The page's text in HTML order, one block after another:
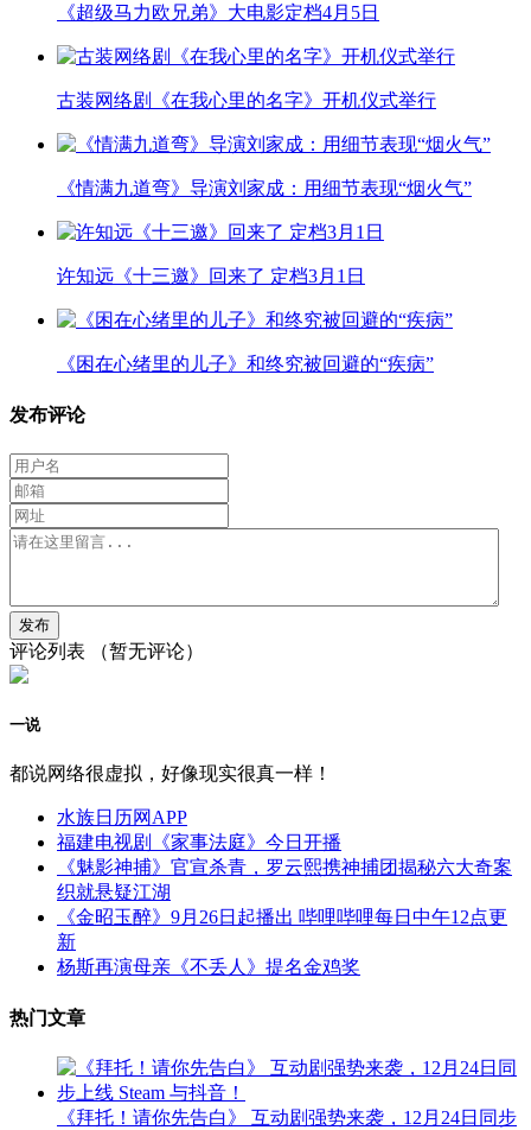
《超级马力欧兄弟》大电影定档4月5日
古装网络剧《在我心里的名字》开机仪式举行
《情满九道弯》导演刘家成：用细节表现“烟火气”
许知远《十三邀》回来了 定档3月1日
《困在心绪里的儿子》和终究被回避的“疾病”
发布评论
评论列表 （暂无评论）
一说
都说网络很虚拟，好像现实很真一样！
水族日历网APP
福建电视剧《家事法庭》今日开播
《魅影神捕》官宣杀青，罗云熙携神捕团揭秘六大奇案
织就悬疑江湖
《金昭玉醉》9月26日起播出 哔哩哔哩每日中午12点更
新
杨斯再演母亲《不丢人》提名金鸡奖
热门文章
《拜托！请你先告白》 互动剧强势来袭，12月24日同步